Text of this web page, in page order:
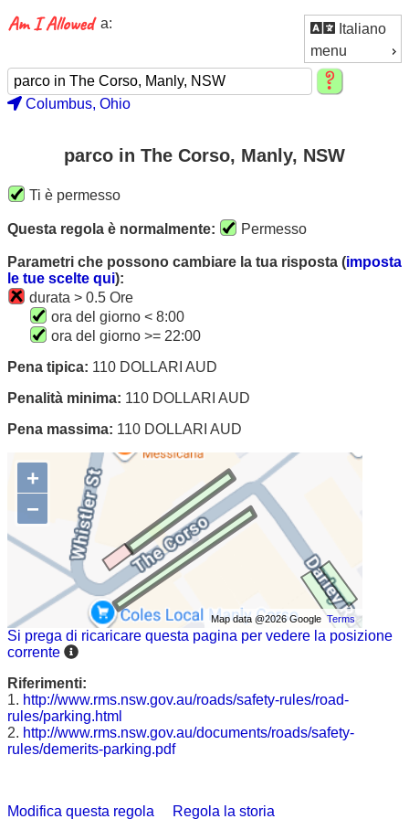
Italiano
menu
a:
Columbus, Ohio
parco in The Corso, Manly, NSW
Ti è permesso
Questa regola è normalmente: Permesso
Parametri che possono cambiare la tua risposta (imposta
le tue scelte qui):
durata > 0.5 Ore
ora del giorno < 8:00
ora del giorno >= 22:00
Pena tipica: 110 DOLLARI AUD
Penalità minima: 110 DOLLARI AUD
Pena massima: 110 DOLLARI AUD
+
−
Map data @2026 GoogleTerms
Si prega di ricaricare questa pagina per vedere la posizione
corrente
Riferimenti:
1. http://www.rms.nsw.gov.au/roads/safety-rules/road-
rules/parking.html
2. http://www.rms.nsw.gov.au/documents/roads/safety-
rules/demerits-parking.pdf
Modifica questa regola Regola la storia